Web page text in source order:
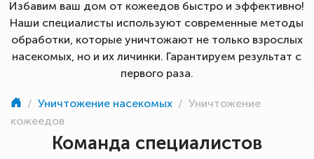
Избавим ваш дом от кожеедов быстро и эффективно!
Наши специалисты используют современные методы
обработки, которые уничтожают не только взрослых
насекомых, но и их личинки. Гарантируем результат с
первого раза.
/ Уничтожение насекомых / Уничтожение
кожеедов
Команда специалистов